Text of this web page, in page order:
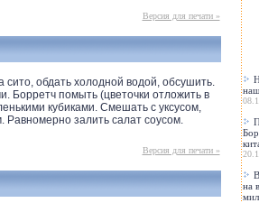
Версия для печати »
обдать холодной водой, обсушить.
Борретч помыть (цветочки отложить в
кубиками. Смешать с уксусом,
Равномерно залить салат соусом.
Версия для печати »
на